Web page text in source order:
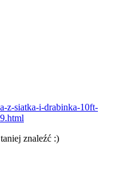
z-siatka-i-drabinka-10ft-
znaleźć :)